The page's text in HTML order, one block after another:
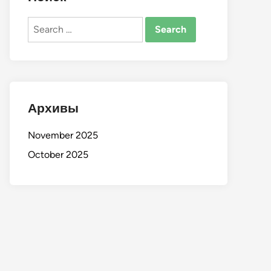
Search
Архивы
November 2025
October 2025